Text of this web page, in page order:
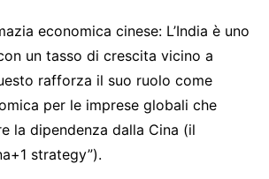
economica cinese: L’India è uno
un tasso di crescita vicino a
rafforza il suo ruolo come
per le imprese globali che
la dipendenza dalla Cina (il
strategy”).